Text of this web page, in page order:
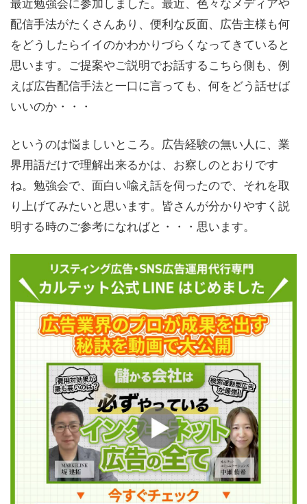
配信手法がたくさんあり、便利な反面、広告主様も何
をどうしたらイイのかわかりづらくなってきていると
思います。ご提案やご説明でお話するこちら側も、例
えば広告配信手法と一口に言っても、何をどう話せば
いいのか・・・
というのは悩ましいところ。広告経験の無い人に、業
界用語だけで理解出来るかは、お察しのとおりです
ね。勉強会で、面白い喩え話を伺ったので、それを取
り上げてみたいと思います。皆さんが分かりやすく説
明する時のご参考になればと・・・思います。